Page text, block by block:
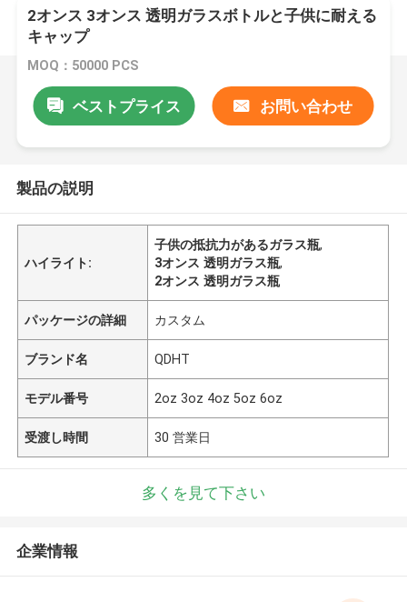
2オンス 3オンス 透明ガラスボトルと子供に耐える
キャップ
MOQ：50000 PCS
ベストプライス お問い合わせ
製品の説明
ハイライト:
子供の抵抗力があるガラス瓶,
3オンス 透明ガラス瓶,
2オンス 透明ガラス瓶
パッケージの詳細 カスタム
ブランド名 QDHT
モデル番号 2oz 3oz 4oz 5oz 6oz
受渡し時間 30 営業日
多くを見て下さい
企業情報